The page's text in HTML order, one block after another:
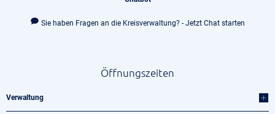
Sie haben Fragen an die Kreisverwaltung? - Jetzt Chat starten
Öffnungszeiten
Verwaltung